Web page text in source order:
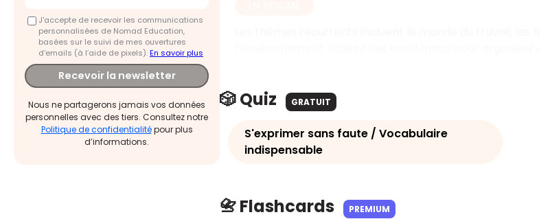
J'accepte de recevoir les communications
personnalisées de Nomad Education,
basées sur le suivi de mes ouvertures
d'emails (à l’aide de pixels).En savoir plus
Recevoir la newsletter
Nous ne partagerons jamais vos données
personnelles avec des tiers. Consultez notre
Politique de confidentialitépour plus
d’informations.
🎲 Quiz GRATUIT
S'exprimer sans faute / Vocabulaire
indispensable
📇 Flashcards PREMIUM